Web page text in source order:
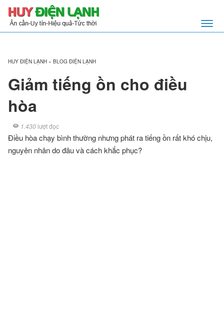
HUY ĐIỆN LẠNH » BLOG ĐIỆN LẠNH
Giảm tiếng ồn cho điều
hòa
1.430 lượt đọc
Điều hòa chạy bình thường nhưng phát ra tiếng ồn rất khó chịu,
nguyên nhân do đâu và cách khắc phục?